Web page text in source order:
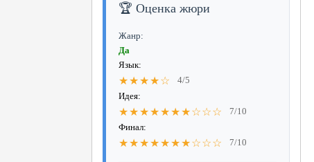
🏆 Оценка жюри
Жанр:
Да
Язык:
★★★★☆
4/5
Идея:
★★★★★★★☆☆☆
7/10
Финал:
★★★★★★★☆☆☆ 7/10